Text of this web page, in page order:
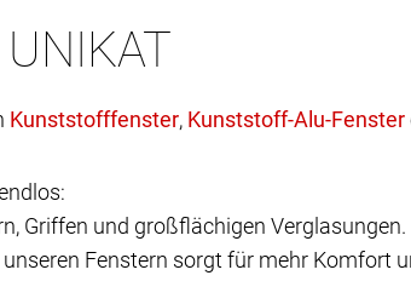
,
Griffen und großflächigen
Fenstern sorgt für mehr